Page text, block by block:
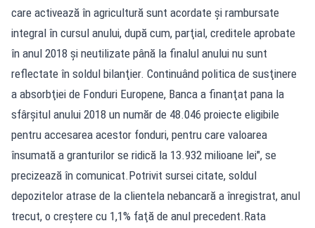
care activează în agricultură sunt acordate şi rambursate
integral în cursul anului, după cum, parţial, creditele aprobate
în anul 2018 şi neutilizate până la finalul anului nu sunt
reflectate în soldul bilanţier. Continuând politica de susţinere
a absorbţiei de Fonduri Europene, Banca a finanţat pana la
sfârşitul anului 2018 un număr de 48.046 proiecte eligibile
pentru accesarea acestor fonduri, pentru care valoarea
însumată a granturilor se ridică la 13.932 milioane lei", se
precizează în comunicat.Potrivit sursei citate, soldul
depozitelor atrase de la clientela nebancară a înregistrat, anul
trecut, o creştere cu 1,1% faţă de anul precedent.Rata